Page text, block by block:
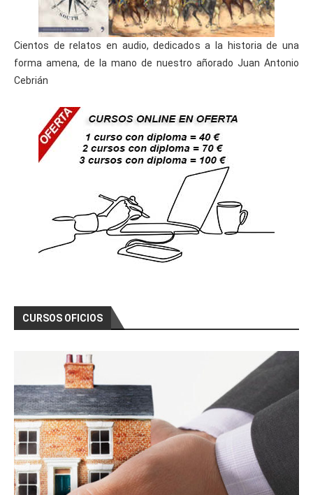
Cientos de relatos en audio, dedicados a la historia de una
forma amena, de la mano de nuestro añorado Juan Antonio
Cebrián
CURSOS OFICIOS